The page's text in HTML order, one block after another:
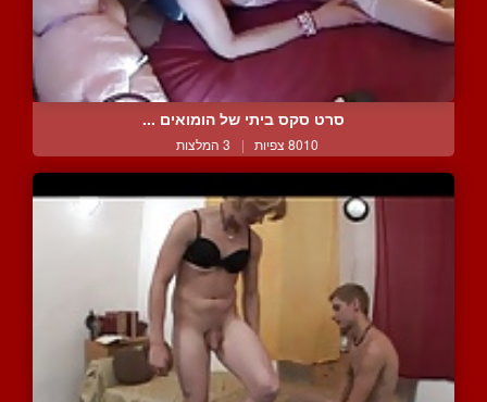
סרט סקס ביתי של הומואים ...
8010 צפיות | 3 המלצות